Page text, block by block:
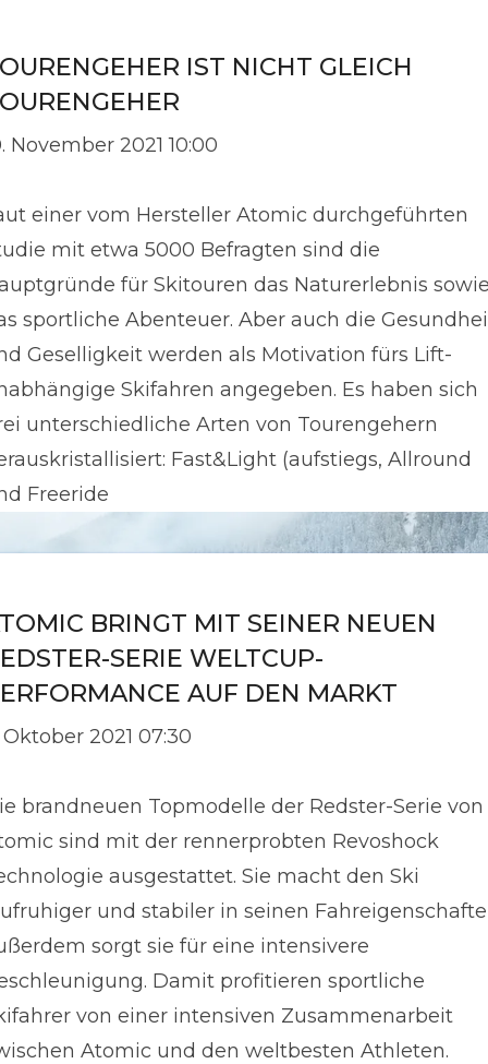
IST NICHT GLEICH
November 2021 10:00
einer vom Hersteller Atomic durchgeführten
mit etwa 5000 Befragten sind die
für Skitouren das Naturerlebnis
sportliche Abenteuer. Aber auch die
Geselligkeit werden als Motivation fürs Lift-
Skifahren angegeben. Es haben sich
unterschiedliche Arten von Tourengehern
Fast&Light (aufstiegs, Allround
Freeride
BRINGT MIT SEINER NEUEN
SERIE WELTCUP-
AUF DEN MARKT
Oktober 2021 07:30
brandneuen Topmodelle der Redster-Serie von
sind mit der rennerprobten Revoshock
ausgestattet. Sie macht den Ski
und stabiler in seinen
sorgt sie für eine intensivere
Damit profitieren sportliche
von einer intensiven Zusammenarbeit
Atomic und den weltbesten Athleten.